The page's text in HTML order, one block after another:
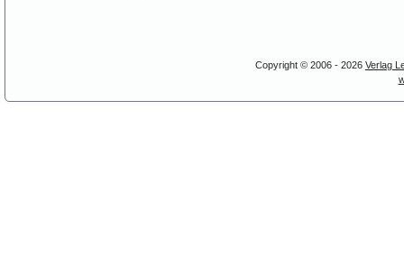
Copyright © 2006 - 2026 Verlag